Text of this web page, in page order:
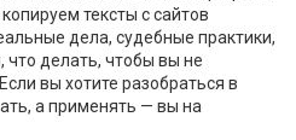
тексты с сайтов
дела, судебные практики,
делать, чтобы вы не
вы хотите разобраться в
а применять — вы на